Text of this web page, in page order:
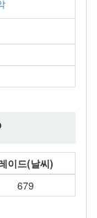
이드(날씨)
679